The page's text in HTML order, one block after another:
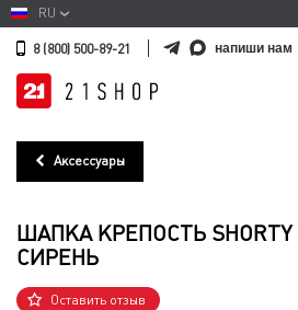
RU
8 (800) 500-89-21 напиши нам
Аксессуары
ШАПКА КРЕПОСТЬ
СИРЕНЬ
Оставить отзыв